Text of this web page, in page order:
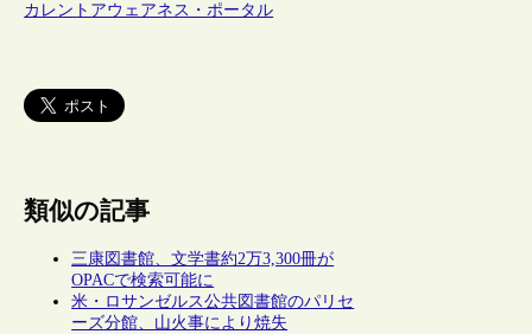
カレントアウェアネス・ポータル
類似の記事
三康図書館、文学書約2万3,300冊が
OPACで検索可能に
米・ロサンゼルス公共図書館のパリセ
ーズ分館、山火事により焼失